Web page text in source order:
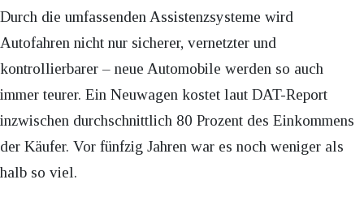
Durch die umfassenden Assistenzsysteme wird
Autofahren nicht nur sicherer, vernetzter und
kontrollierbarer – neue Automobile werden so auch
immer teurer. Ein Neuwagen kostet laut DAT-Report
inzwischen durchschnittlich 80 Prozent des Einkommens
der Käufer. Vor fünfzig Jahren war es noch weniger als
halb so viel.